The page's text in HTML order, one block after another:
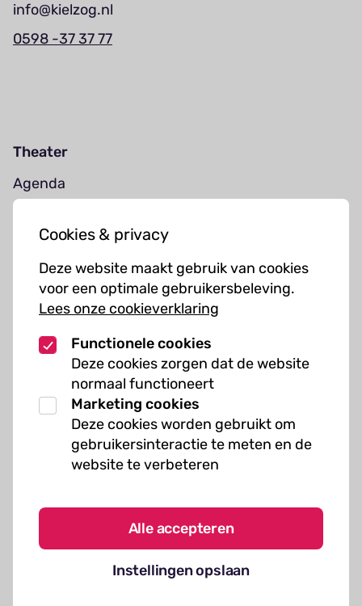
Cookies & privacy
Deze website maakt gebruik van cookies
voor een optimale gebruikersbeleving.
Lees onze cookieverklaring
Functionele cookies
Deze cookies zorgen dat de website
normaal functioneert
Marketing cookies
Deze cookies worden gebruikt om
gebruikersinteractie te meten en de
website te verbeteren
Alle accepteren
Instellingen opslaan
info@kielzog.nl
0598 -37 37 77
Theater
Agenda
Muziekcursussen
Kunst cursussen
Over ons
Organisatie
Werken bij Kielzog
Veelgestelde vragen
Algemene voorwaarden